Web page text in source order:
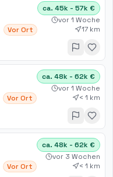
Vor Ort
ca. 45k - 57k €
vor 1 Woche
17 km
Vor Ort
ca. 48k - 62k €
vor 1 Woche
< 1 km
Vor Ort
ca. 48k - 62k €
vor 3 Wochen
< 1 km